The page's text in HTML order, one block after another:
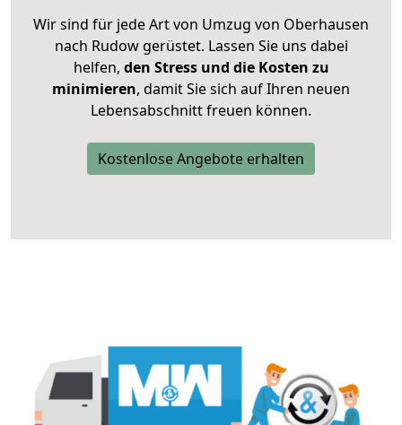
Wir sind für jede Art von Umzug von Oberhausen
nach Rudow gerüstet. Lassen Sie uns dabei
helfen, den Stress und die Kosten zu
minimieren, damit Sie sich auf Ihren neuen
Lebensabschnitt freuen können.
Kostenlose Angebote erhalten